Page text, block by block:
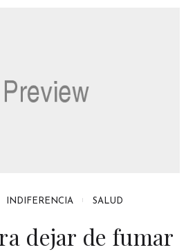
INDIFERENCIA SALUD
dejar de fumar